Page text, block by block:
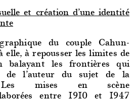
et création d’une identité
du couple Cahun-
à repousser les limites de
balayant les frontières qui
de l’auteur du sujet de la
Les mises en scène
entre 1910 et 1947